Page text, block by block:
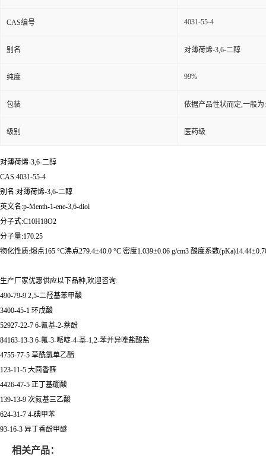
CAS编号 4031-55-4
别名 对薄荷烯-3,6-二醇
纯度 99%
包装 依据产品性状而定,一般
级别 医药级
对薄荷烯-3,6-二醇
CAS:4031-55-4
别名:对薄荷烯-3,6-二醇
英文名:p-Menth-1-ene-3,6-diol
分子式:C10H18O2
分子量:170.25
物化性质:熔点165 °C沸点279.4±40.0 °C 密度1.039±0.06 g/cm3 酸度系数
生产厂家优惠供应以下品种,欢迎咨询:
490-79-9 2,5-二羟基苯甲酸
3400-45-1 环戊酸
52927-22-7 6-氰基-2-萘酚
84163-13-3 6-氟-3-哌啶-4-基-1,2-苯并异唑盐酸盐
4755-77-5 草酰氯单乙酯
123-11-5 大茴香醛
4426-47-5 正丁基硼酸
139-13-9 次氮基三乙酸
624-31-7 4-碘甲苯
93-16-3 异丁香酚甲醚
相关产品：